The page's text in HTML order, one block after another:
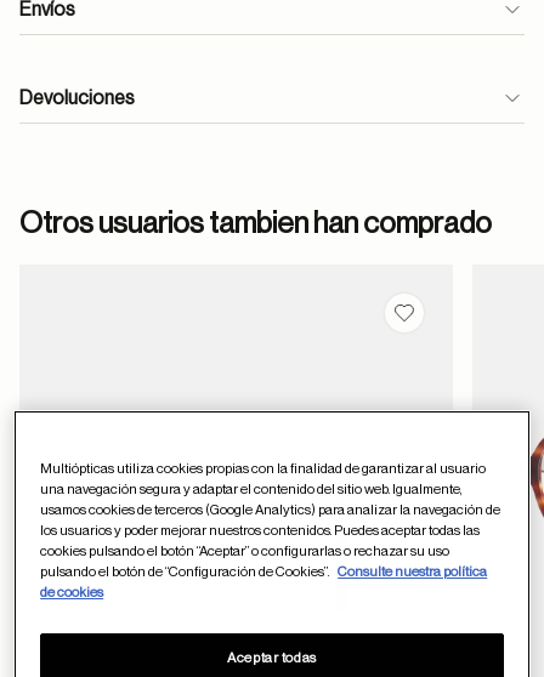
Envíos
Devoluciones
de contacto
Otros usuarios tambien han comprado
Guardar en
Multiópticas utiliza cookies propias con la finalidad de garantizar al usuario
una navegación segura y adaptar el contenido del sitio web. Igualmente,
usamos cookies de terceros (Google Analytics) para analizar la navegación de
los usuarios y poder mejorar nuestros contenidos. Puedes aceptar todas las
cookies pulsando el botón “Aceptar” o configurarlas o rechazar su uso
pulsando el botón de “Configuración de Cookies”.
Consulte nuestra política
de cookies
Aceptar todas